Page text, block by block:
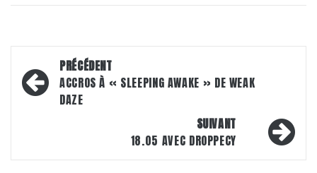
Navigation
d’article
PRÉCÉDENT
ACCROS À « SLEEPING AWAKE » DE WEAK
DAZE
SUIVANT
18.05 AVEC DROPPECY